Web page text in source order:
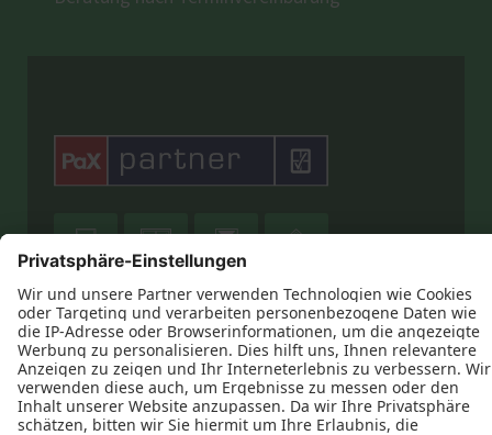
   
   
